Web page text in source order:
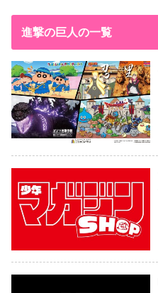
進撃の巨人の一覧